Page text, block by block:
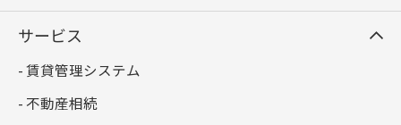
サービス
- 賃貸管理システム
- 不動産相続